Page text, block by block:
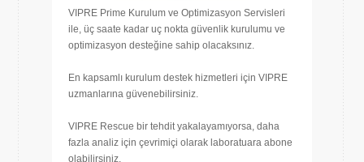
VIPRE Prime Kurulum ve Optimizasyon Servisleri
ile, üç saate kadar uç nokta güvenlik kurulumu ve
optimizasyon desteğine sahip olacaksınız.
En kapsamlı kurulum destek hizmetleri için VIPRE
uzmanlarına güvenebilirsiniz.
VIPRE Rescue bir tehdit yakalayamıyorsa, daha
fazla analiz için çevrimiçi olarak laboratuara abone
olabilirsiniz.